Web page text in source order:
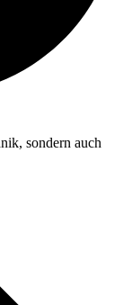
sondern auch